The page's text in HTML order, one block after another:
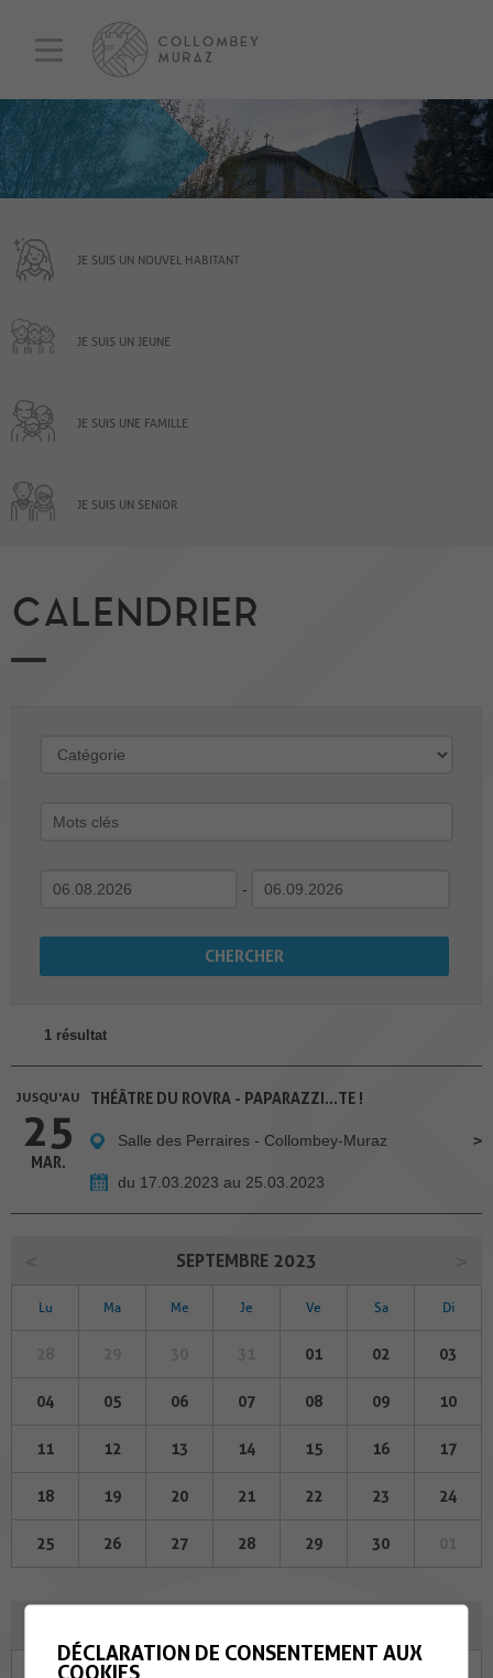
JE SUIS UN NOUVEL HABITANT
JE SUIS UN JEUNE
JE SUIS UNE FAMILLE
JE SUIS UN SENIOR
CALENDRIER
-
1 résultat
JUSQU'AU
25
MAR.
THÉÂTRE DU ROVRA - PAPARAZZI...TE !
Salle des Perraires - Collombey-Muraz
du 17.03.2023 au 25.03.2023
SEPTEMBRE 2023
Lu Ma Me Je Ve Sa Di
01 02 03
04 05 06 07 08 09 10
11 12 13 14 15 16 17
18 19 20 21 22 23 24
25 26 27 28 29 30
Ma
DÉCLARATION DE CONSENTEMENT AUX
COOKIES